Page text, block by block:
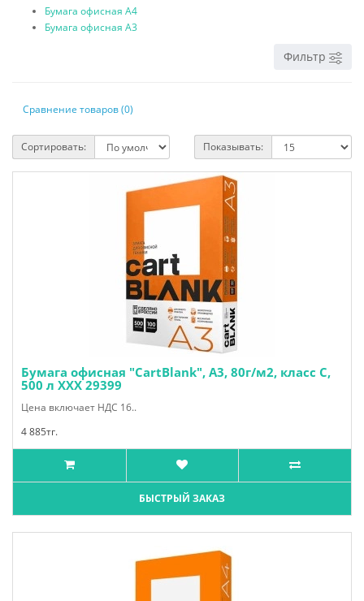
Бумага офисная А4
Бумага офисная А3
Фильтр
Сравнение товаров (0)
Сортировать: Показывать:
Бумага офисная "CartBlank", А3, 80г/м2, класс С,
500 л ХХХ 29399
Цена включает НДС 16..
4 885тг.
БЫСТРЫЙ ЗАКАЗ